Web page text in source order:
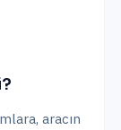
aracın